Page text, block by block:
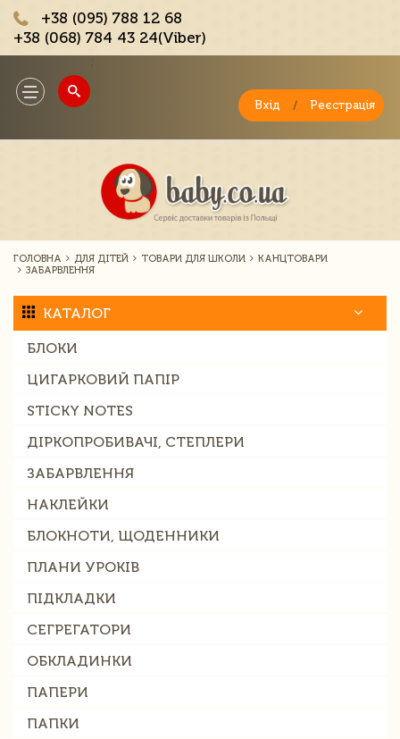
+38 (095) 788 12 68
+38 (068) 784 43 24(Viber)
Toggle
navigation
Вхід / Реєстрація
ГОЛОВНА ДЛЯ ДІТЕЙ ТОВАРИ ДЛЯ ШКОЛИ
КАНЦТОВАРИ
ЗАБАРВЛЕННЯ
КАТАЛОГ
БЛОКИ
ЦИГАРКОВИЙ ПАПІР
STICKY NOTES
ДІРКОПРОБИВАЧІ, СТЕПЛЕРИ
ЗАБАРВЛЕННЯ
НАКЛЕЙКИ
БЛОКНОТИ, ЩОДЕННИКИ
ПЛАНИ УРОКІВ
ПІДКЛАДКИ
СЕГРЕГАТОРИ
ОБКЛАДИНКИ
ПАПЕРИ
ПАПКИ